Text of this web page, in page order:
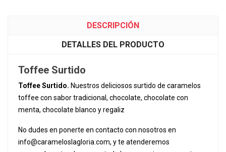
DESCRIPCIÓN
DETALLES DEL PRODUCTO
Toffee Surtido
Toffee Surtido. Nuestros deliciosos surtido de caramelos
toffee con sabor tradicional, chocolate, chocolate con
menta, chocolate blanco y regaliz
No dudes en ponerte en contacto con nosotros en
info@carameloslagloria.com, y te atenderemos